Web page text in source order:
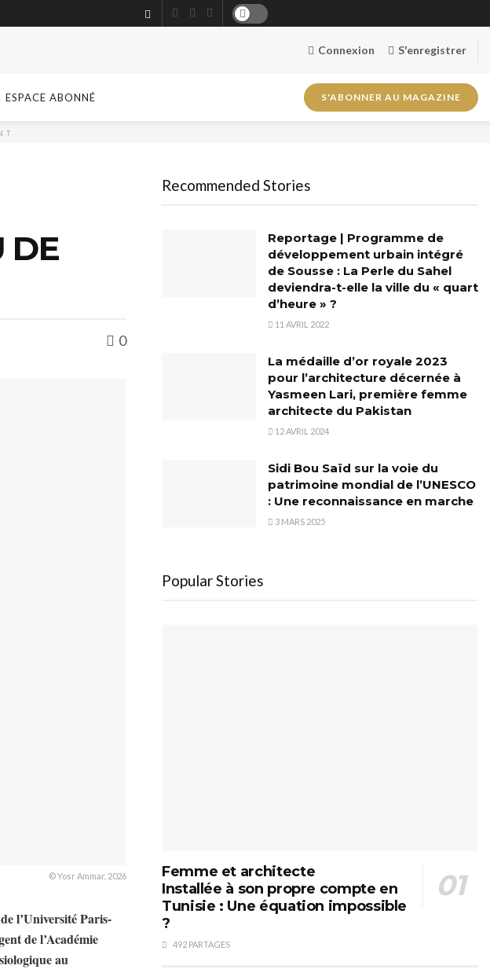
Connexion S'enregistrer
ESPACE ABONNÉ S'ABONNER AU MAGAZINE
DE
0
© Yosr Ammar, 2026
l’Université Paris-
de l’Académie
au
Recommended Stories
Reportage | Programme de
développement urbain intégré
de Sousse : La Perle du Sahel
deviendra-t-elle la ville du « quart
d’heure » ?
11 AVRIL 2022
La médaille d’or royale 2023
pour l’architecture décernée à
Yasmeen Lari, première femme
architecte du Pakistan
12 AVRIL 2024
Sidi Bou Saïd sur la voie du
patrimoine mondial de l’UNESCO
: Une reconnaissance en marche
3 MARS 2025
Popular Stories
Femme et architecte
Installée à son propre compte en
Tunisie : Une équation impossible
?
492 PARTAGES